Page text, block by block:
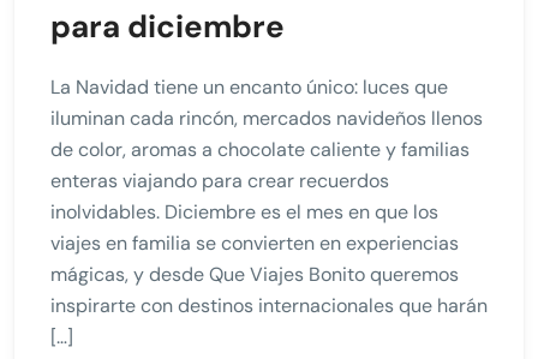
para diciembre
La Navidad tiene un encanto único: luces que
iluminan cada rincón, mercados navideños llenos
de color, aromas a chocolate caliente y familias
enteras viajando para crear recuerdos
inolvidables. Diciembre es el mes en que los
viajes en familia se convierten en experiencias
mágicas, y desde Que Viajes Bonito queremos
inspirarte con destinos internacionales que harán
[…]